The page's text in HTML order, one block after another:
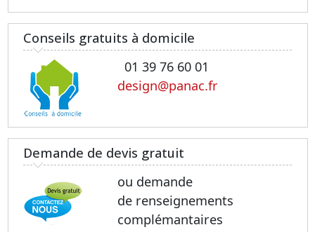
Conseils gratuits à domicile
01 39 76 60 01
design@panac.fr
Demande de devis gratuit
ou demande
de renseignements
complémantaires